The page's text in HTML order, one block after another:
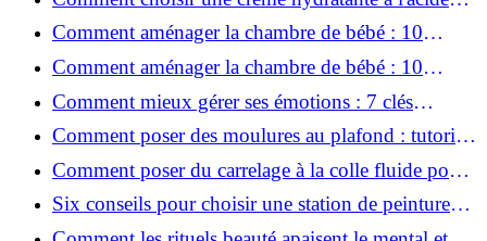
hyaluronique et niacinamide ?
Comment aménager la chambre de bébé : 10
conseils sécurité, déco et rangement
Comment aménager la chambre de bébé : 10
conseils sécurité, déco et rangement
Comment mieux gérer ses émotions : 7 clés
pratiques
Comment poser des moulures au plafond : tutoriel
vidéo pas à pas ?
Comment poser du carrelage à la colle fluide pour
un rendu professionnel ?
Six conseils pour choisir une station de peinture
basse pression